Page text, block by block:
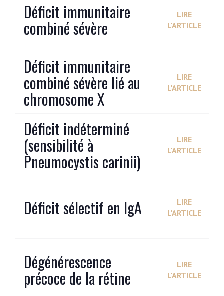
Déficit immunitaire
combiné sévère
LIRE
L'ARTICLE
Déficit immunitaire
combiné sévère lié au
chromosome X
LIRE
L'ARTICLE
Déficit indéterminé
(sensibilité à
Pneumocystis carinii)
LIRE
L'ARTICLE
Déficit sélectif en IgA
LIRE
L'ARTICLE
Dégénérescence
précoce de la rétine
LIRE
L'ARTICLE